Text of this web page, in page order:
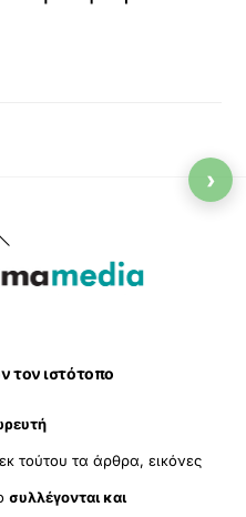
τον ιστότοπο
τούτου τα άρθρα, εικόνες
συλλέγονται και
›